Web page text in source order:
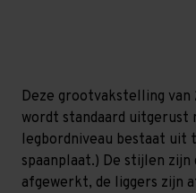
Deze grootvakstelling van
wordt standaard uitgerust
legbordniveau bestaat uit
spaanplaat.) De stijlen
afgewerkt, de liggers zijn